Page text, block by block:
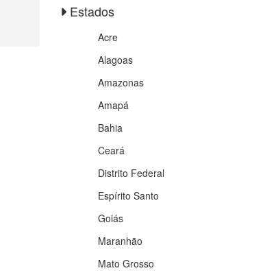
Estados
Acre
Alagoas
Amazonas
Amapá
Bahia
Ceará
Distrito Federal
Espírito Santo
Goiás
Maranhão
Mato Grosso